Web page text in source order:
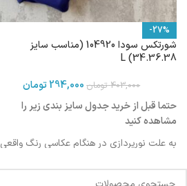
-27%
شورتکس سودا 104920 (مناسب سایز
34.36.38) L
403,000 تومان 294,000تومان
حتما قبل از خرید جدول سایز بندی زیر را
مشاهده کنید
به علت نورپردازی در هنگام عکاسی رنگ واقعی
باشد